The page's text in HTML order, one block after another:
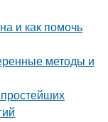
и как помочь
методы и